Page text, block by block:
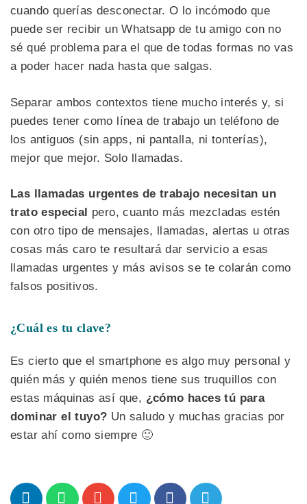
cuando querías desconectar. O lo incómodo que
puede ser recibir un Whatsapp de tu amigo con no
sé qué problema para el que de todas formas no vas
a poder hacer nada hasta que salgas.
Separar ambos contextos tiene mucho interés y, si
puedes tener como línea de trabajo un teléfono de
los antiguos (sin apps, ni pantalla, ni tonterías),
mejor que mejor. Solo llamadas.
Las llamadas urgentes de trabajo necesitan un
trato especial pero, cuanto más mezcladas estén
con otro tipo de mensajes, llamadas, alertas u otras
cosas más caro te resultará dar servicio a esas
llamadas urgentes y más avisos se te colarán como
falsos positivos.
¿Cuál es tu clave?
Es cierto que el smartphone es algo muy personal y
quién más y quién menos tiene sus truquillos con
estas máquinas así que, ¿cómo haces tú para
dominar el tuyo? Un saludo y muchas gracias por
estar ahí como siempre 🙂